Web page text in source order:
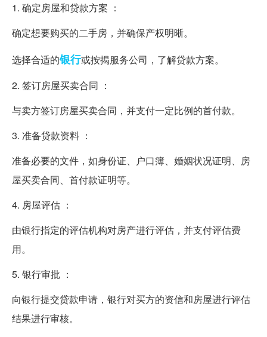
1. 确定房屋和贷款方案 ：
确定想要购买的二手房，并确保产权明晰。
选择合适的银行或按揭服务公司，了解贷款方案。
2. 签订房屋买卖合同 ：
与卖方签订房屋买卖合同，并支付一定比例的首付款。
3. 准备贷款资料 ：
准备必要的文件，如身份证、户口簿、婚姻状况证明、房
屋买卖合同、首付款证明等。
4. 房屋评估 ：
由银行指定的评估机构对房产进行评估，并支付评估费
用。
5. 银行审批 ：
向银行提交贷款申请，银行对买方的资信和房屋进行评估
结果进行审核。